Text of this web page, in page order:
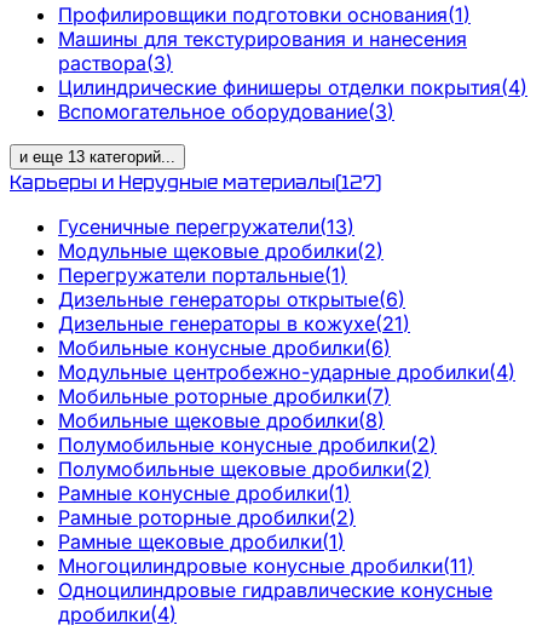
Профилировщики подготовки основания(1)
Машины для текстурирования и нанесения
раствора(3)
Цилиндрические финишеры отделки покрытия(4)
Вспомогательное оборудование(3)
и еще 13 категорий...
Карьеры и Нерудные материалы(127)
Гусеничные перегружатели(13)
Модульные щековые дробилки(2)
Перегружатели портальные(1)
Дизельные генераторы открытые(6)
Дизельные генераторы в кожухе(21)
Мобильные конусные дробилки(6)
Модульные центробежно-ударные дробилки(4)
Мобильные роторные дробилки(7)
Мобильные щековые дробилки(8)
Полумобильные конусные дробилки(2)
Полумобильные щековые дробилки(2)
Рамные конусные дробилки(1)
Рамные роторные дробилки(2)
Рамные щековые дробилки(1)
Многоцилиндровые конусные дробилки(11)
Одноцилиндровые гидравлические конусные
дробилки(4)